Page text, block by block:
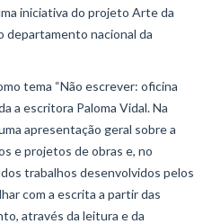
iniciativa do projeto Arte da
departamento nacional da
tema “Não escrever: oficina
a escritora Paloma Vidal. Na
apresentação geral sobre a
e projetos de obras e, no
trabalhos desenvolvidos pelos
com a escrita a partir das
através da leitura e da